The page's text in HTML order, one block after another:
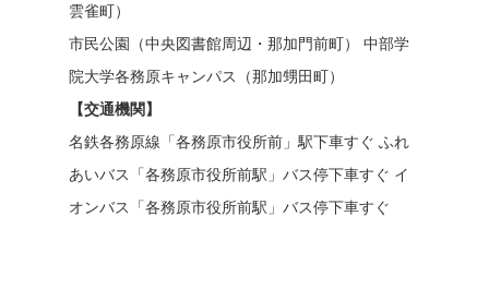
雲雀町）
市民公園（中央図書館周辺・那加門前町） 中部学
院大学各務原キャンパス（那加甥田町）
【交通機関】
名鉄各務原線「各務原市役所前」駅下車すぐ ふれ
あいバス「各務原市役所前駅」バス停下車すぐ イ
オンバス「各務原市役所前駅」バス停下車すぐ